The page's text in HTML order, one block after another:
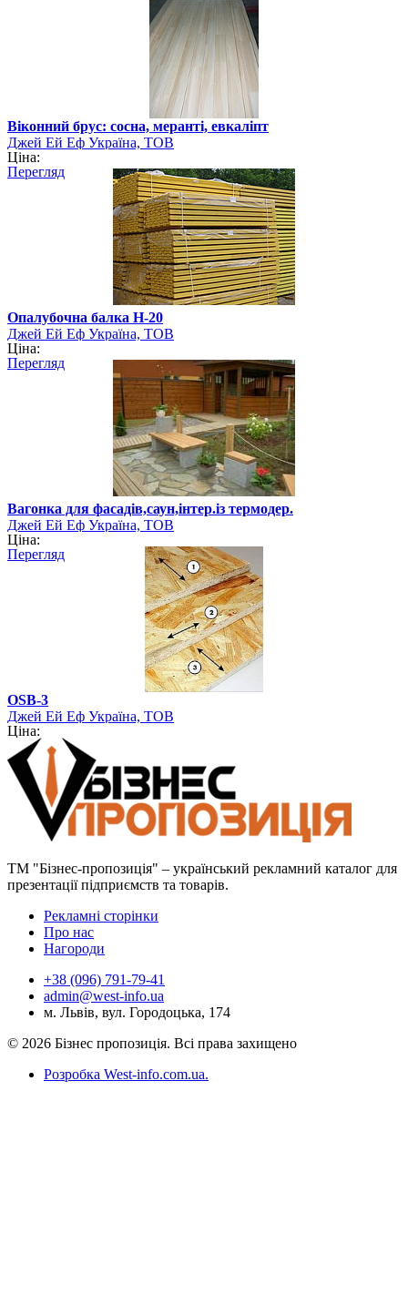
Віконний брус: сосна, меранті, евкаліпт
Джей Ей Еф Україна, ТОВ
Ціна:
Перегляд
Опалубочна балка Н-20
Джей Ей Еф Україна, ТОВ
Ціна:
Перегляд
Вагонка для фасадів,саун,інтер.із термодер.
Джей Ей Еф Україна, ТОВ
Ціна:
Перегляд
OSB-3
Джей Ей Еф Україна, ТОВ
Ціна:
ТМ "Бізнес-пропозиція" – український рекламний каталог для
презентації підприємств та товарів.
Рекламні сторінки
Про нас
Нагороди
+38 (096) 791-79-41
admin@west-info.ua
м. Львів, вул. Городоцька, 174
© 2026 Бізнес пропозиція. Всі права захищено
Розробка West-info.com.ua.